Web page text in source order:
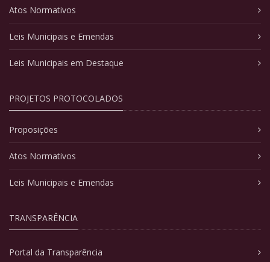
Atos Normativos
Leis Municipais e Emendas
Leis Municipais em Destaque
PROJETOS PROTOCOLADOS
Proposições
Atos Normativos
Leis Municipais e Emendas
TRANSPARÊNCIA
Portal da Transparência